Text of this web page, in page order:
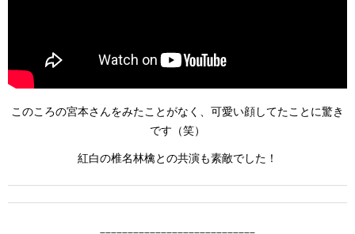
このころの宮本さんをみたことがなく、可愛い顔してたことに驚き
です（笑）
紅白の椎名林檎との共演も素敵でした！